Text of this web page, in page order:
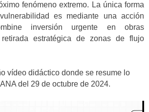
fenómeno extremo. La única forma
es mediante una acción
inversión urgente en obras
retirada estratégica de zonas de flujo
vídeo didáctico donde se resume lo
del 29 de octubre de 2024.